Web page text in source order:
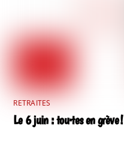
RETRAITES
Le 6 juin : tou·tes en grève !